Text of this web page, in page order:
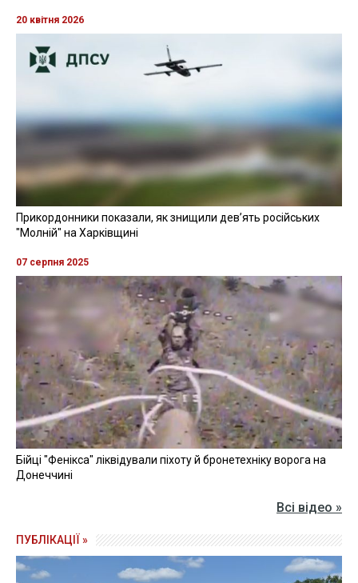
20 квітня 2026
Прикордонники показали, як знищили девʼять російських
"Молній" на Харківщині
07 серпня 2025
Бійці "Фенікса" ліквідували піхоту й бронетехніку ворога на
Донеччині
Всі відео »
ПУБЛІКАЦІЇ »